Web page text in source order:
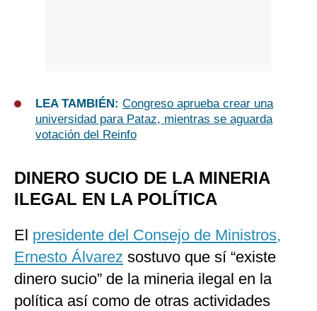
LEA TAMBIÉN: Congreso aprueba crear una
universidad para Pataz, mientras se aguarda
votación del Reinfo
DINERO SUCIO DE LA MINERIA
ILEGAL EN LA POLÍTICA
El presidente del Consejo de Ministros,
Ernesto Álvarez sostuvo que sí “existe
dinero sucio” de la mineria ilegal en la
política así como de otras actividades